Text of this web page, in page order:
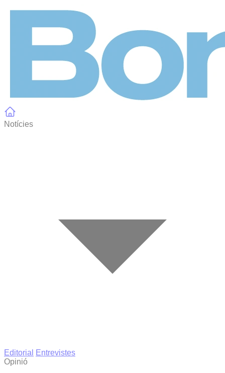
Notícies
Editorial
Entrevistes
Opinió